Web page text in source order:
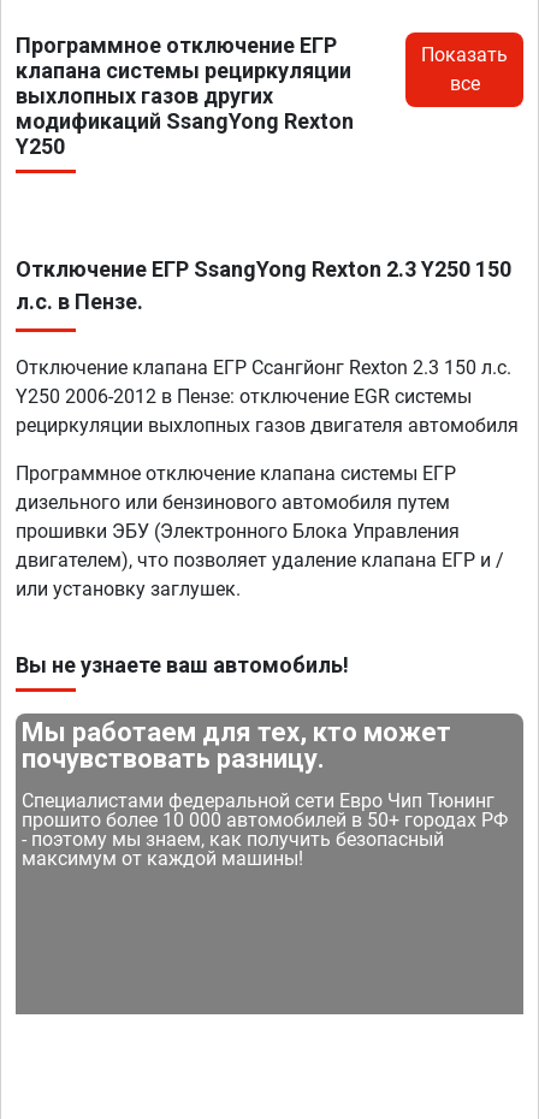
Программное отключение ЕГР
клапана системы рециркуляции
выхлопных газов других
модификаций SsangYong Rexton
Y250
Показать
все
Отключение ЕГР SsangYong Rexton 2.3 Y250 150
л.с. в Пензе.
Отключение клапана ЕГР Ссангйонг Rexton 2.3 150 л.с.
Y250 2006-2012 в Пензе: отключение EGR системы
рециркуляции выхлопных газов двигателя автомобиля
Программное отключение клапана системы ЕГР
дизельного или бензинового автомобиля путем
прошивки ЭБУ (Электронного Блока Управления
двигателем), что позволяет удаление клапана ЕГР и /
или установку заглушек.
Вы не узнаете ваш автомобиль!
Мы работаем для тех, кто может
почувствовать разницу.
Специалистами федеральной сети Евро Чип Тюнинг
прошито более 10 000 автомобилей в 50+ городах РФ
- поэтому мы знаем, как получить безопасный
максимум от каждой машины!